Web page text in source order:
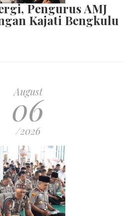
Pengurus AMJ
Kajati Bengkulu
August
06
/2026